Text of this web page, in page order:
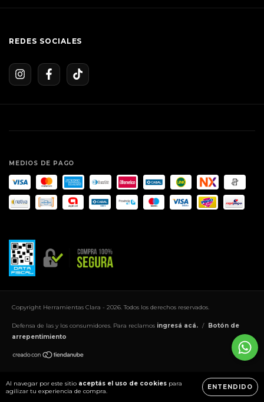
Al navegar por este sitio aceptás el uso de cookies para
agilizar tu experiencia de compra.
ENTENDIDO
REDES SOCIALES
MEDIOS DE PAGO
Copyright Herramientas Clara - 2026. Todos los derechos reservados.
Defensa de las y los consumidores. Para reclamos ingresá acá. /
Botón de
arrepentimiento